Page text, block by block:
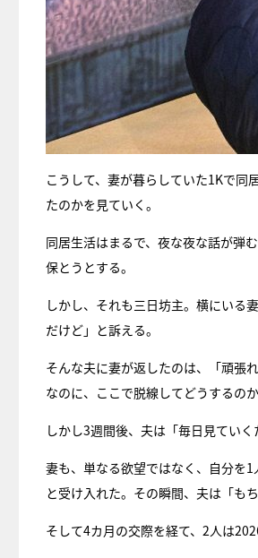
こうして、妻が暮らしていた1Kで同
たのかを見ていく。
同居生活はまるで、夜な夜な話が弾
保とうとする。
しかし、それも三日坊主。横にいる
だけど」と訴える。
そんな夫に妻が返したのは、「頑張
なのに、ここで脱線してどうするの
しかし3週間後、夫は「毎日見てい
妻も、単なる欲望ではなく、自分を
と受け入れた。その瞬間、夫は「も
そして4カ月の交際を経て、2人は